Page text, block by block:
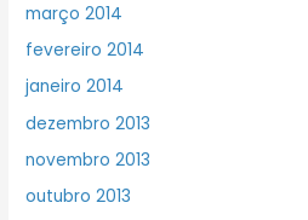
março 2014
fevereiro 2014
janeiro 2014
dezembro 2013
novembro 2013
outubro 2013